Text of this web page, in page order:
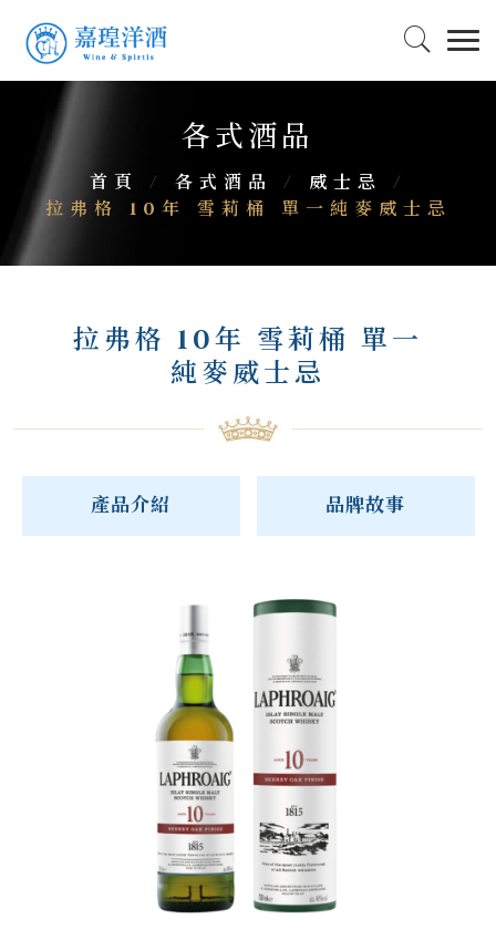
各式酒品
首頁 / 各式酒品 / 威士忌
/
拉弗格 10年 雪莉桶 單一純麥威士忌
拉弗格 10年 雪莉桶 單一
純麥威士忌
產品介紹 品牌故事